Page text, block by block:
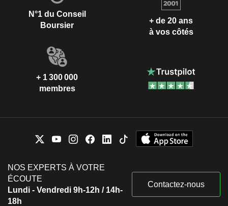
N°1 du Conseil
Boursier
+ de 20 ans
à vos côtés
+ 1 300 000
membres
NOS EXPERTS À VOTRE
ÉCOUTE
Lundi - Vendredi 9h-12h / 14h-
18h
Contactez-nous